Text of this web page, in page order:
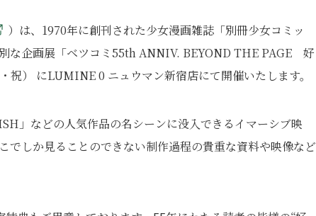
）は、1970年に創刊された少女漫画雑誌「別冊少女コミッ
な企画展「ベツコミ55th ANNIV. BEYOND THE PAGE 好
祝） にLUMINE 0 ニュウマン新宿店にて開催いたします。
」などの人気作品の名シーンに没入できるイマーシブ映
でしか見ることのできない制作過程の貴重な資料や映像など